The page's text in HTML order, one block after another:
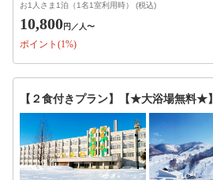
お1人さま1泊（1名1室利用時） (税込)
10,800円 ／人〜
ポイント(1%)
【２食付きプラン】【★大浴場無料★】